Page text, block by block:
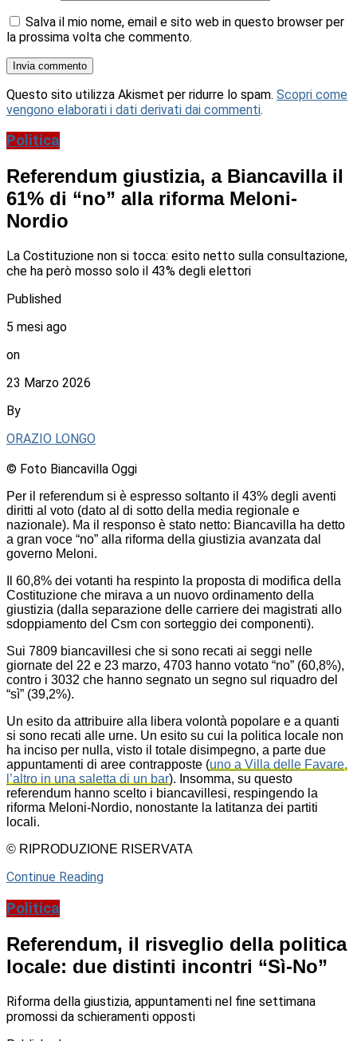
Salva il mio nome, email e sito web in questo browser per
la prossima volta che commento.
Questo sito utilizza Akismet per ridurre lo spam. Scopri come
vengono elaborati i dati derivati dai commenti.
Politica
Referendum giustizia, a Biancavilla il
61% di “no” alla riforma Meloni-
Nordio
La Costituzione non si tocca: esito netto sulla consultazione,
che ha però mosso solo il 43% degli elettori
Published
5 mesi ago
on
23 Marzo 2026
By
ORAZIO LONGO
© Foto Biancavilla Oggi
Per il referendum si è espresso soltanto il 43% degli aventi
diritti al voto (dato al di sotto della media regionale e
nazionale). Ma il responso è stato netto: Biancavilla ha detto
a gran voce “no” alla riforma della giustizia avanzata dal
governo Meloni.
Il 60,8% dei votanti ha respinto la proposta di modifica della
Costituzione che mirava a un nuovo ordinamento della
giustizia (dalla separazione delle carriere dei magistrati allo
sdoppiamento del Csm con sorteggio dei componenti).
Sui 7809 biancavillesi che si sono recati ai seggi nelle
giornate del 22 e 23 marzo, 4703 hanno votato “no” (60,8%),
contro i 3032 che hanno segnato un segno sul riquadro del
“sì” (39,2%).
Un esito da attribuire alla libera volontà popolare e a quanti
si sono recati alle urne. Un esito su cui la politica locale non
ha inciso per nulla, visto il totale disimpegno, a parte due
appuntamenti di aree contrapposte (uno a Villa delle Favare,
l’altro in una saletta di un bar). Insomma, su questo
referendum hanno scelto i biancavillesi, respingendo la
riforma Meloni-Nordio, nonostante la latitanza dei partiti
locali.
© RIPRODUZIONE RISERVATA
Continue Reading
Politica
Referendum, il risveglio della politica
locale: due distinti incontri “Sì-No”
Riforma della giustizia, appuntamenti nel fine settimana
promossi da schieramenti opposti